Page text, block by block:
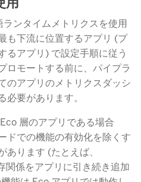
ンタイムメトリクスを使用
も下流に位置するアプリ (プ
るアプリ) で設定手順に従う
ロモートする前に、パイプラ
のアプリのメトリクスダッシ
要があります。
層のアプリである場合
ドでの機能の有効化を除くす
ります (たとえば、
係をアプリに引き続き追加